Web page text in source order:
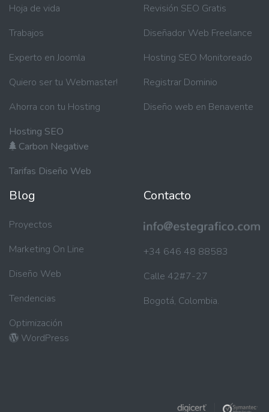
Hoja de vida
Trabajos
Experto en Joomla
Quiero ser tu Webmaster!
Ahorra con tu Hosting
Hosting SEO
Carbon Negative
Tarifas Diseño Web
Revisión SEO Gratis
Diseñador Web Freelance
Hosting SEO Monitoreado
Registrar Dominio
Diseño web en Benavente
Blog
Proyectos
Marketing On Line
Diseño Web
Tendencias
Optimización
WordPress
Contacto
+34 646 48 88583
Calle 42#7-27
Bogotá, Colombia.